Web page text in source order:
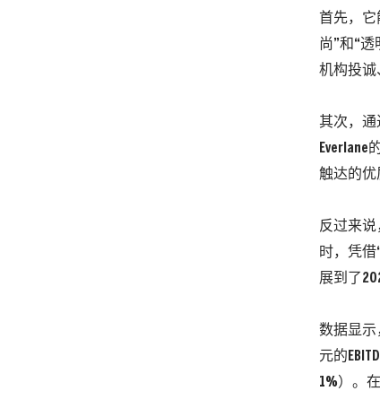
首先，它
尚”和“
机构投诚
其次，通
Everlane
触达的优
反过来说
时，凭借
展到了
数据显示
元的
1%） 。